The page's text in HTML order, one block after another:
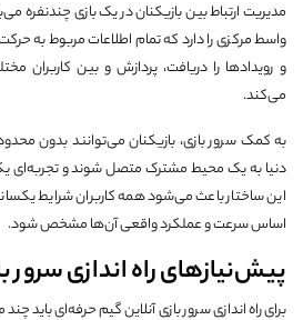
مدیریت ارتباط بین بازیکنان در یک بازی چندنفره
واسط مرکزی را دارد که تمام اطلاعات مربوط به
و رویدادها را دریافت، پردازش و بین کاربران
می‌کند.
به کمک سرور بازی، بازیکنان می‌توانند بدون
دنیا به یک محیط مشترک متصل شوند و تجربه‌ای
این ساختار باعث می‌شود همه کاربران شرایط
اساس سرعت و عملکرد واقعی آن‌ها مشخص شود.
پیش‌نیازهای راه اندازی سرور
برای راه اندازی سرور بازی آنلاین گیم حرفه‌ای باید